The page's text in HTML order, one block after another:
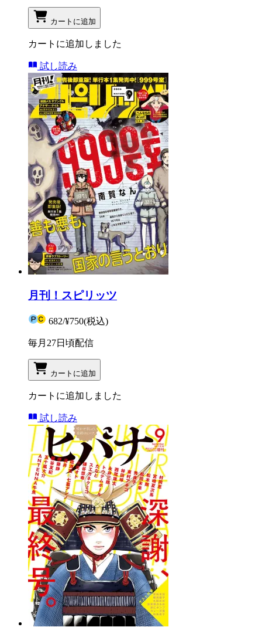
カートに追加
カートに追加しました
試し読み
月刊！スピリッツ
682/¥750(税込)
毎月27日頃配信
カートに追加
カートに追加しました
試し読み